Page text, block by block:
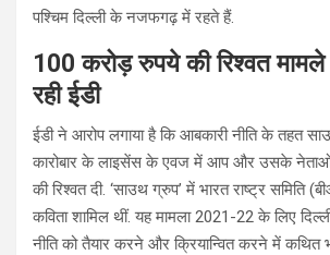
पश्चिम दिल्ली के नजफगढ़ में रहते हैं.
100 करोड़ रुपये की रिश्वत
रही ईडी
ईडी ने आरोप लगाया है कि आबकारी नीति के तहत
कारोबार के लाइसेंस के एवज में आप और उसके
की रिश्वत दी. ‘साउथ ग्रुप’ में भारत राष्ट्र समिति
कविता शामिल थीं. यह मामला 2021-22 के लिए
नीति को तैयार करने और क्रियान्वित करने में कथित